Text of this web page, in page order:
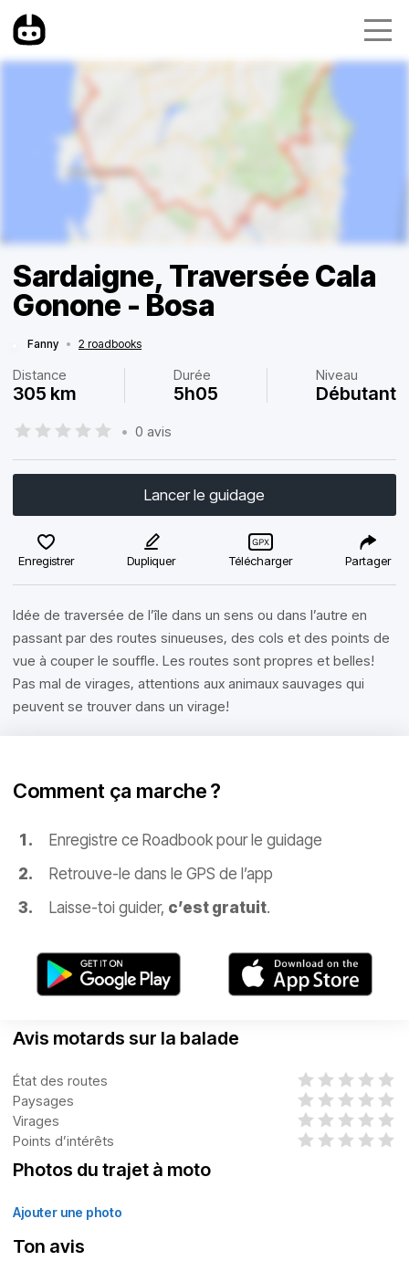
Sardaigne, Traversée Cala
Gonone - Bosa
Fanny • 2 roadbooks
Distance
305 km
Durée
5h05
Niveau
Débutant
• 0 avis
Lancer le guidage
Enregistrer Dupliquer Télécharger Partager
Idée de traversée de l’île dans un sens ou dans l’autre en
passant par des routes sinueuses, des cols et des points de
vue à couper le souffle. Les routes sont propres et belles!
Pas mal de virages, attentions aux animaux sauvages qui
peuvent se trouver dans un virage!
Comment ça marche ?
Enregistre ce Roadbook pour le guidage
Retrouve-le dans le GPS de l’app
Laisse-toi guider, c’est gratuit.
Avis motards sur la balade
État des routes
Paysages
Virages
Points d’intérêts
Photos du trajet à moto
Ajouter une photo
Ton avis